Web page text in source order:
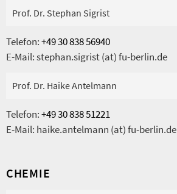
Prof. Dr. Stephan Sigrist
Telefon:+49 30 838 56940
E-Mail: stephan.sigrist (at) fu-berlin.de
Prof. Dr. Haike Antelmann
Telefon:+49 30 838 51221
E-Mail: haike.antelmann (at) fu-berlin.de
CHEMIE